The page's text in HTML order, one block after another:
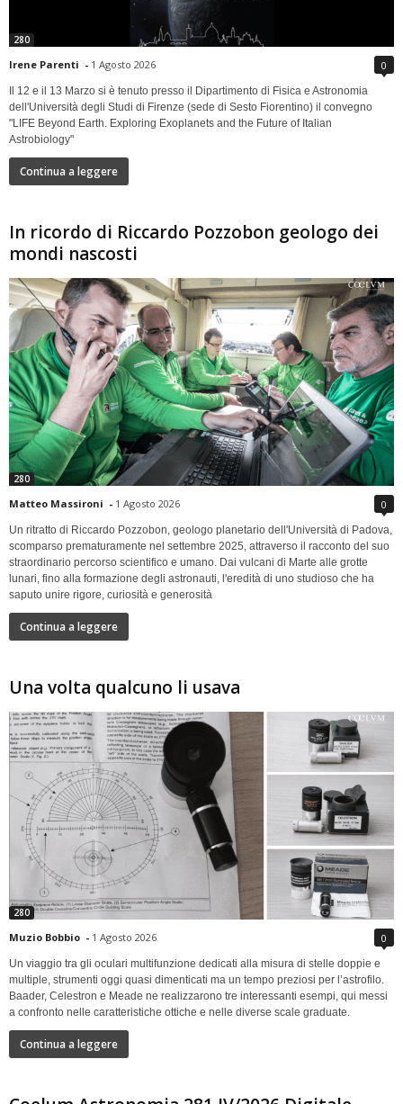
280
Irene Parenti - 1 Agosto 2026 0
Il 12 e il 13 Marzo si è tenuto presso il Dipartimento di Fisica e Astronomia
dell'Università degli Studi di Firenze (sede di Sesto Fiorentino) il convegno
"LIFE Beyond Earth. Exploring Exoplanets and the Future of Italian
Astrobiology"
Continua a leggere
In ricordo di Riccardo Pozzobon geologo dei
mondi nascosti
280
Matteo Massironi - 1 Agosto 2026 0
Un ritratto di Riccardo Pozzobon, geologo planetario dell'Università di Padova,
scomparso prematuramente nel settembre 2025, attraverso il racconto del suo
straordinario percorso scientifico e umano. Dai vulcani di Marte alle grotte
lunari, fino alla formazione degli astronauti, l'eredità di uno studioso che ha
saputo unire rigore, curiosità e generosità
Continua a leggere
Una volta qualcuno li usava
280
Muzio Bobbio - 1 Agosto 2026 0
Un viaggio tra gli oculari multifunzione dedicati alla misura di stelle doppie e
multiple, strumenti oggi quasi dimenticati ma un tempo preziosi per l’astrofilo.
Baader, Celestron e Meade ne realizzarono tre interessanti esempi, qui messi
a confronto nelle caratteristiche ottiche e nelle diverse scale graduate.
Continua a leggere